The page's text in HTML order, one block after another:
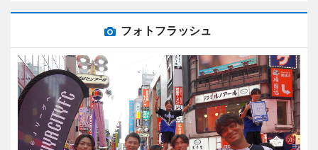
フォトフラッシュ